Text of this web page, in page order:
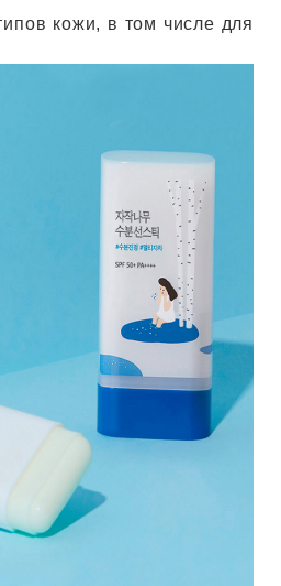
кожи, в том числе для